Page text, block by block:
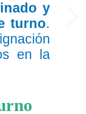
y
turno.
en la